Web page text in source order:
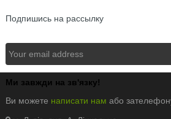
Подпишись на рассылку
Ми завжди на зв'язку!
Ви можете написати нам або